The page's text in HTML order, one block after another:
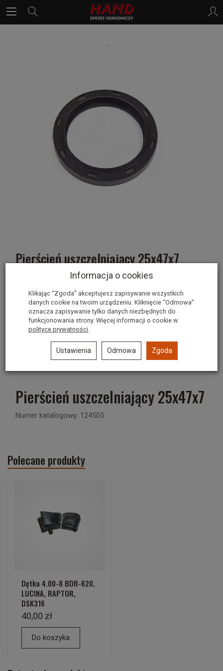
Pierścień uszczelniający 25x47x7
Dostępne od ręki! Szybka wysyłka!
Historia ceny
8,00 zł
szt. dodaj do koszyka
Pierścień uszczelniający 25x47x7
Numer katalogowy: 124505
Polecane produkty
Dętka 4.00-8 BDR-620,
LUCINA, RAPTOR,
DSK316
40,00 zł
Do koszyka
Informacja o cookies
Klikając “Zgoda” akceptujesz zapisywanie wszystkich
danych cookie na twoim urządzeniu. Kliknięcie “Odmowa”
oznacza zapisywanie tylko danych niezbędnych do
funkcjonowania strony. Więcej informacji o cookie w
polityce prywatności.
Ustawienia Odmowa Zgoda